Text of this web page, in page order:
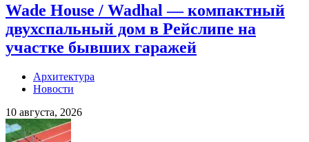
Wade House / Wadhal — компактный
двухспальный дом в Рейслипе на
участке бывших гаражей
Архитектура
Новости
10 августа, 2026